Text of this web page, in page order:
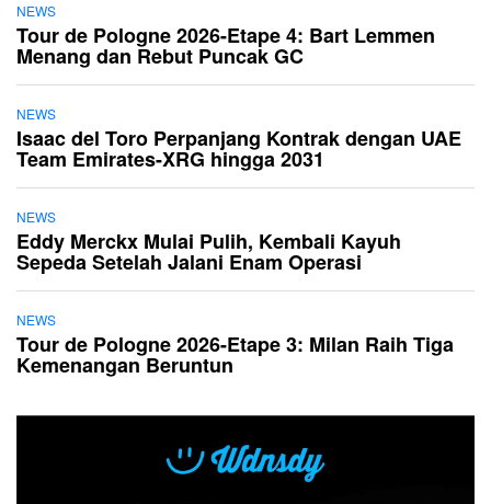
NEWS
Tour de Pologne 2026-Etape 4: Bart Lemmen
Menang dan Rebut Puncak GC
NEWS
Isaac del Toro Perpanjang Kontrak dengan UAE
Team Emirates-XRG hingga 2031
NEWS
Eddy Merckx Mulai Pulih, Kembali Kayuh
Sepeda Setelah Jalani Enam Operasi
NEWS
Tour de Pologne 2026-Etape 3: Milan Raih Tiga
Kemenangan Beruntun